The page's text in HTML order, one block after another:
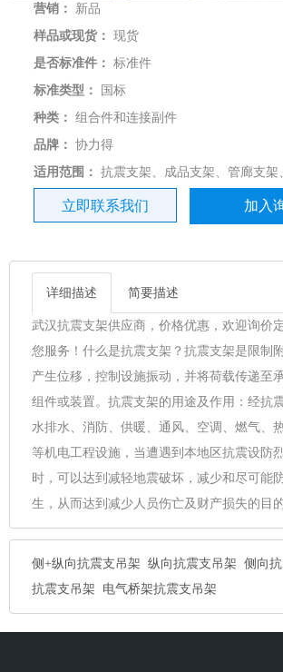
营销：
新品
样品或现货： 现货
是否标准件： 标准件
标准类型：
国标
种类： 组合件和连接副件
品牌： 协力得
适用范围： 抗震支架、成品支架、管廊支架
立即联系我们 加入
详细描述 简要描述
武汉抗震支架供应商，价格优惠，欢迎询价
您服务！什么是抗震支架？抗震支架是限制
产生位移，控制设施振动，并将荷载传递至
组件或装置。抗震支架的用途及作用：经抗
水排水、消防、供暖、通风、空调、燃气、
等机电工程设施，当遭遇到本地区抗震设防
时，可以达到减轻地震破坏，减少和尽可能
生，从而达到减少人员伤亡及财产损失的目的
侧+纵向抗震支吊架 纵向抗震支吊架 侧向
抗震支吊架
电气桥架抗震支吊架